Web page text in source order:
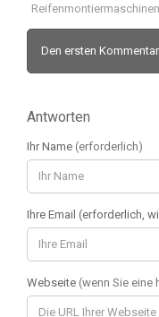
Reifenmontiermaschinen
Den ersten
Antworten
Ihr Name (erforderlich)
Ihre Email (erforderlich,
Webseite (wenn Sie eine